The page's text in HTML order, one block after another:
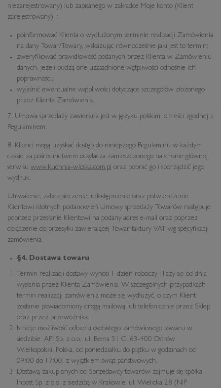
niezarejestrowany) lub zapisanego w zakładce Moje konto (Klient
zarejestrowany) i:
poinformować Klienta o wydłużonym terminie realizacji Zamówienia
na dany Towar/Towary, wskazując równocześnie jaki jest to termin;
zweryfikować prawidłowość podanych przez Klienta w Zamówieniu
danych, jeżeli budzą one uzasadnione wątpliwości odnośnie ich
poprawności;
wyjaśnić ewentualne wątpliwości dotyczące szczegółów złożonego
przez Klienta Zamówienia.
7. Umowa sprzedaży zawierana jest w języku polskim, o treści zgodnej z
Regulaminem.
8. Klienci mogą uzyskać dostęp do niniejszego Regulaminu w każdym
czasie za pośrednictwem odsyłacza zamieszczonego na stronie głównej
serwisu www.kuchnia-wloska.com.pl oraz pobrać go i sporządzić jego
wydruk.
Utrwalenie, zabezpieczenie, udostępnienie oraz potwierdzenie
Klientowi istotnych postanowień Umowy sprzedaży Towarów następuje
poprzez przesłanie Klientowi na podany adres e-mail oraz poprzez
dołączenie do przesyłki zawierającej Towar faktury VAT wg specyfikacji
zamówienia.
§4. Dostawa towaru
Termin realizacji dostawy wynosi 1 dzień roboczy i liczy się od dnia
wysłania przez Klienta Zamówienia. W szczególnych przypadkach
termin realizacji zamówienia może się wydłużyć, o czym Klient
zostanie powiadomiony drogą mailową lub telefonicznie przez Sklep
oraz przez przewoźnika.
Istnieje możliwość odbioru osobistego zamówionego towaru w
siedzibie: API Sp. z o.o., ul. Bema 31 C, 63-400 Ostrów
Wielkopolski, Polska, od poniedziałku do piątku w godzinach od
09:00 do 17:00, z wyjątkiem świąt państwowych.
Dostawą zakupionych od Sprzedawcy towarów zajmuje się spółka
Inpost Sp. z o.o. z siedzibą w Krakowie, ul. Wielicka 28 (NIP